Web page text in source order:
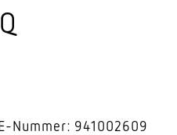
Nummer: 941002609